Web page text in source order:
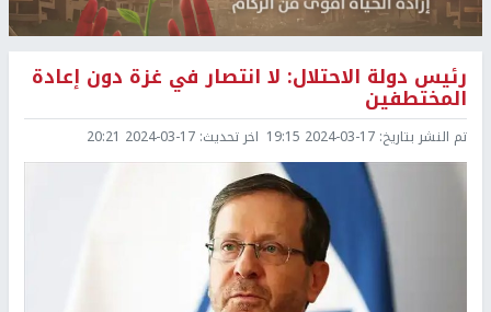
رئيس دولة الاحتلال: لا انتصار في غزة دون إعادة
المختطفين
تم النشر بتاريخ: 2024-03-17 19:15 اخر تحديث: 2024-03-17 20:21